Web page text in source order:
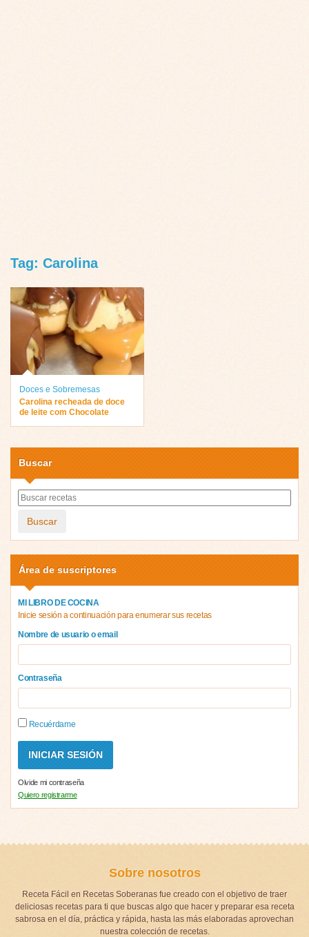
Tag: Carolina
Doces e Sobremesas
Carolina recheada de doce
de leite com Chocolate
Buscar
Buscar
Área de suscriptores
MI LIBRO DE COCINA
Inicie sesión a continuación para enumerar sus recetas
Nombre de usuario o email
Contraseña
Recuérdame
Olvide mi contraseña
Quiero registrarme
Sobre nosotros
Receta Fácil en Recetas Soberanas fue creado con el objetivo de traer
deliciosas recetas para ti que buscas algo que hacer y preparar esa receta
sabrosa en el día, práctica y rápida, hasta las más elaboradas aprovechan
nuestra colección de recetas.